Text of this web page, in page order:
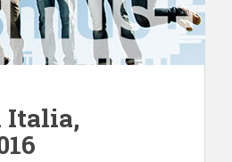
Italia,